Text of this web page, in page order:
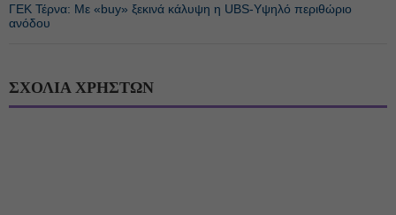
ΓΕΚ Τέρνα: Με «buy» ξεκινά κάλυψη η UBS-Υψηλό περιθώριο
ανόδου
ΣΧΟΛΙΑ ΧΡΗΣΤΩΝ